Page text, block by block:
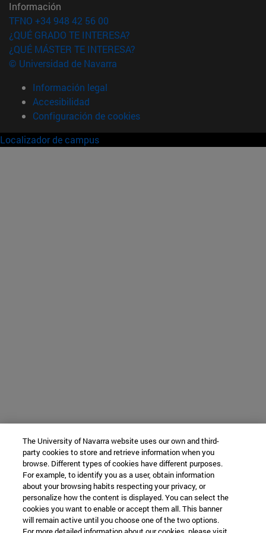
Información
TFNO +34 948 42 56 00
¿QUÉ GRADO TE INTERESA?
¿QUÉ MÁSTER TE INTERESA?
© Universidad de Navarra
Información legal
Accesibilidad
Configuración de cookies
Localizador de campus
The University of Navarra website uses our own and third-
party cookies to store and retrieve information when you
browse. Different types of cookies have different purposes.
For example, to identify you as a user, obtain information
about your browsing habits respecting your privacy, or
personalize how the content is displayed. You can select the
cookies you want to enable or accept them all. This banner
will remain active until you choose one of the two options.